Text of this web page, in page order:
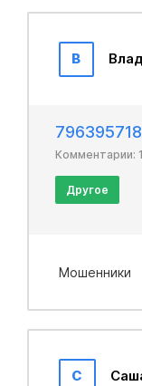
В
Комментарии: 1
Другое
Мошенники
С